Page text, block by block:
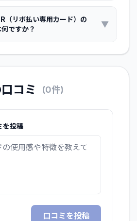
（リボ払い専用カード）の
ですか？
▼
コミ (0件)
を投稿
口コミを投稿